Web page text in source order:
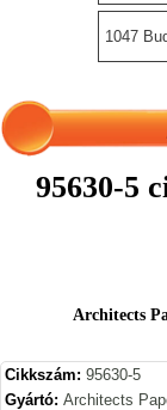
1047
95630-5
Architects
Cikkszám: 95630-5
Gyártó: Architects